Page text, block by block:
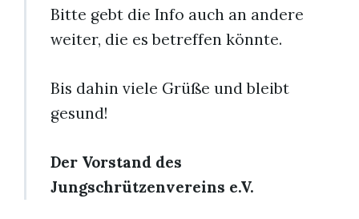
Bitte gebt die Info auch an andere
weiter, die es betreffen könnte.
Bis dahin viele Grüße und bleibt
gesund!
Der Vorstand des
Jungschrützenvereins e.V.